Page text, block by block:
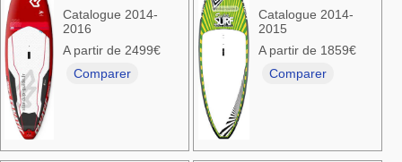
Catalogue 2014-
2016
A partir de 2499€
Comparer
Catalogue 2014-
2015
A partir de 1859€
Comparer